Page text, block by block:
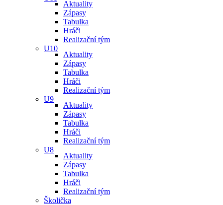
Aktuality
Zápasy
Tabulka
Hráči
Realizační tým
U10
Aktuality
Zápasy
Tabulka
Hráči
Realizační tým
U9
Aktuality
Zápasy
Tabulka
Hráči
Realizační tým
U8
Aktuality
Zápasy
Tabulka
Hráči
Realizační tým
Školička